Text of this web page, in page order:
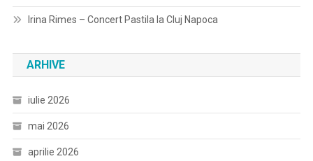
Irina Rimes – Concert Pastila la Cluj Napoca
ARHIVE
iulie 2026
mai 2026
aprilie 2026